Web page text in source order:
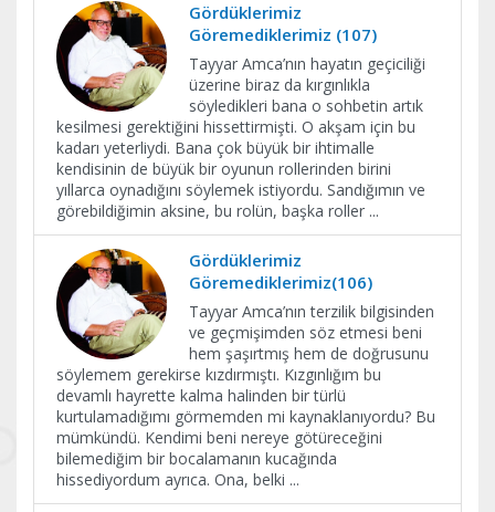
Gördüklerimiz
Göremediklerimiz (107)
Tayyar Amca’nın hayatın geçiciliği
üzerine biraz da kırgınlıkla
söyledikleri bana o sohbetin artık
kesilmesi gerektiğini hissettirmişti. O akşam için bu
kadarı yeterliydi. Bana çok büyük bir ihtimalle
kendisinin de büyük bir oyunun rollerinden birini
yıllarca oynadığını söylemek istiyordu. Sandığımın ve
görebildiğimin aksine, bu rolün, başka roller ...
Gördüklerimiz
Göremediklerimiz(106)
Tayyar Amca’nın terzilik bilgisinden
ve geçmişimden söz etmesi beni
hem şaşırtmış hem de doğrusunu
söylemem gerekirse kızdırmıştı. Kızgınlığım bu
devamlı hayrette kalma halinden bir türlü
kurtulamadığımı görmemden mi kaynaklanıyordu? Bu
mümkündü. Kendimi beni nereye götüreceğini
bilemediğim bir bocalamanın kucağında
hissediyordum ayrıca. Ona, belki ...